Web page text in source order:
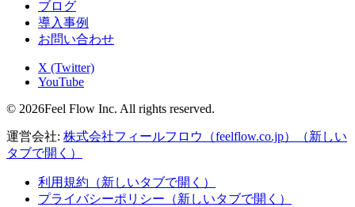
ブログ
導入事例
お問い合わせ
X (Twitter)
YouTube
© 2026Feel Flow Inc. All rights reserved.
運営会社: 株式会社フィールフロウ（feelflow.co.jp）
（新しい
タブで開く）
利用規約 （新しいタブで開く）
プライバシーポリシー （新しいタブで開く）